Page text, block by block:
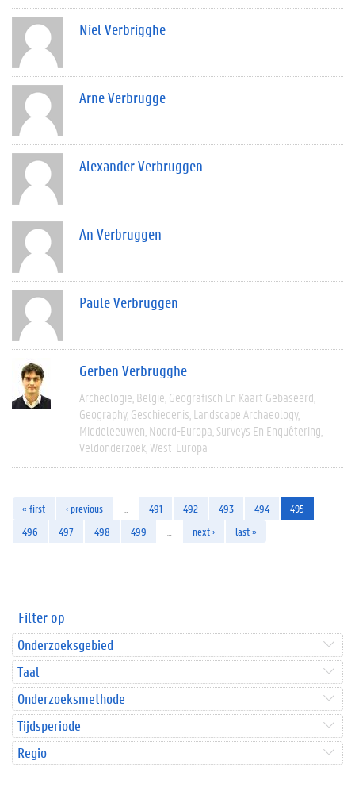
Niel Verbrigghe
Arne Verbrugge
Alexander Verbruggen
An Verbruggen
Paule Verbruggen
Gerben Verbrugghe
Archeologie België Geografisch En Kaart Gebaseerd
Geography Geschiedenis Landscape Archaeology
Middeleeuwen Noord-Europa Surveys En Enquêtering
Veldonderzoek West-Europa
« first ‹ previous 491 492 493 494
495
496
497 498 499 next › last »
Filter op
Onderzoeksgebied
Taal
Onderzoeksmethode
Tijdsperiode
Regio